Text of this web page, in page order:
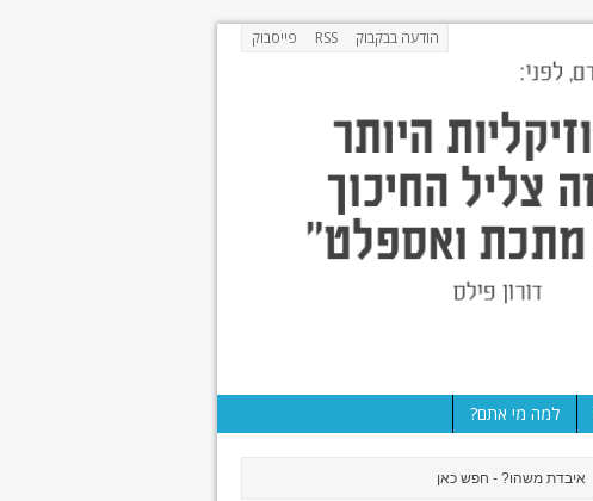
הודעה בבקבוק RSS פייסבוק
למה מי אתם?